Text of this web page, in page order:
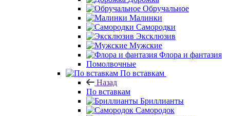
Обручальное
Малинки
Самородки
Эксклюзив
Мужские
Флора и фантазия
Помолвочные
По вставкам
Назад
По вставкам
Бриллианты
Самородок